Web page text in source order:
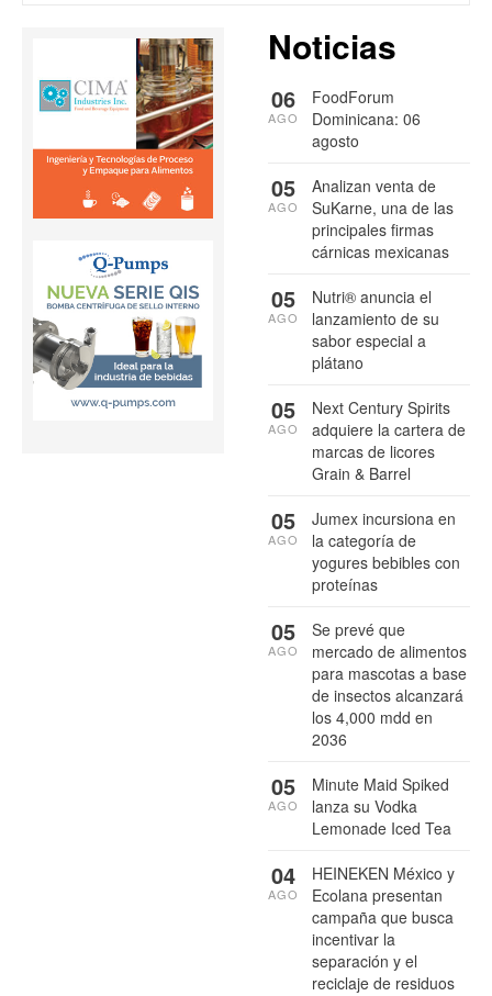
Noticias
FoodForum
Dominicana: 06
agosto
06
AGO
Analizan venta de
SuKarne, una de las
principales firmas
cárnicas mexicanas
05
AGO
Nutri® anuncia el
lanzamiento de su
sabor especial a
plátano
05
AGO
Next Century Spirits
adquiere la cartera de
marcas de licores
Grain & Barrel
05
AGO
Jumex incursiona en
la categoría de
yogures bebibles con
proteínas
05
AGO
Se prevé que
mercado de alimentos
para mascotas a base
de insectos alcanzará
los 4,000 mdd en
2036
05
AGO
Minute Maid Spiked
lanza su Vodka
Lemonade Iced Tea
05
AGO
HEINEKEN México y
Ecolana presentan
campaña que busca
incentivar la
separación y el
reciclaje de residuos
04
AGO